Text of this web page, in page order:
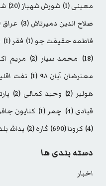
معینی(1) شورش شهباز(20)
صلاح الدین دمیرتاش (3) عراق
فاطمه حقیقت جو (1) فقر (1)
(18)
محمد سیار (2) مریم
معترضان آبان ۹۸
(1) نفت
هولیر (2) وحید کمالی (2)
قبادی (4) چمر (1) کتایون
(4)
کرونا(690) گاره(2) یدالله
دسته بندی ها
اخبار